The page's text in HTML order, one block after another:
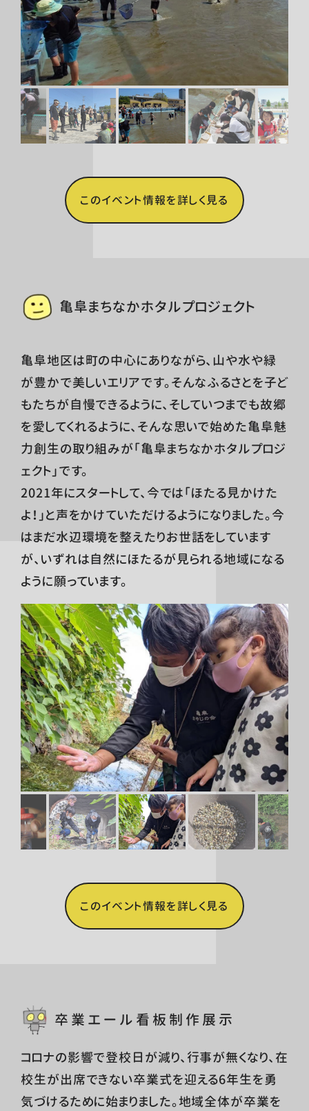
このイベント情報を詳しく見る
亀阜まちなかホタルプロジェクト
亀阜地区は町の中心にありながら、山や水や緑
が豊かで美しいエリアです。そんなふるさとを子ど
もたちが自慢できるように、そしていつまでも故郷
を愛してくれるように、そんな思いで始めた亀阜魅
力創生の取り組みが「亀阜まちなかホタルプロジ
ェクト」です。
2021年にスタートして、今では「ほたる見かけた
よ！」と声をかけていただけるようになりました。今
はまだ水辺環境を整えたりお世話をしています
が、いずれは自然にほたるが見られる地域になる
ように願っています。
このイベント情報を詳しく見る
卒業エール看板制作展示
コロナの影響で登校日が減り、行事が無くなり、在
校生が出席できない卒業式を迎える6年生を勇
気づけるために始まりました。地域全体が卒業を